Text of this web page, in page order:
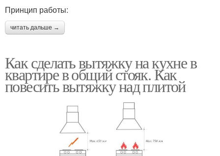
Принцип работы:
читать дальше →
Как сделать вытяжку на кухне в
квартире в общий стояк. Как
повесить вытяжку над плитой